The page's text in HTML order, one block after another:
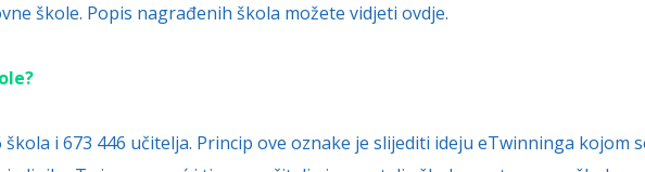
škole. Popis nagrađenih škola možete vidjeti ovdje.
i 673 446 učitelja. Princip ove oznake je slijediti ideju eTwinninga kojom